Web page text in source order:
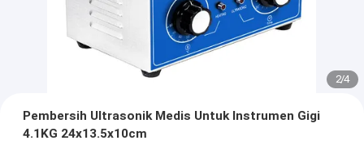
2/4
Pembersih Ultrasonik Medis Untuk Instrumen Gigi
4.1KG 24x13.5x10cm